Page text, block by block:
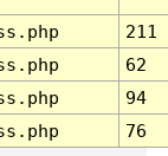
211
62
94
76